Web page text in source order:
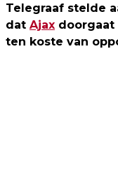
Telegraaf stelde
dat Ajax doorgaat
ten koste van